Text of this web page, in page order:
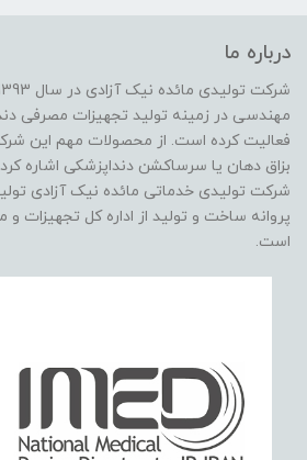
درباره ما
مهندسی در زمینه تولید تجهیزات مصرفی
فعالیت کرده است. از محصولات مهم این
بزاق دهان یا سرساکشن دنداپزشکی اشاره
شرکت تولیدی خدماتی مائده نیک آزادی
پروانه ساخت و تولید از اداره کل تجهیزات و
است.